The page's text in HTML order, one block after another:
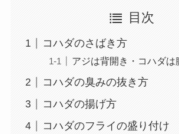
目次
コハダのさばき方
アジは背開き・コハダは
コハダの臭みの抜き方
コハダの揚げ方
コハダのフライの盛り付け